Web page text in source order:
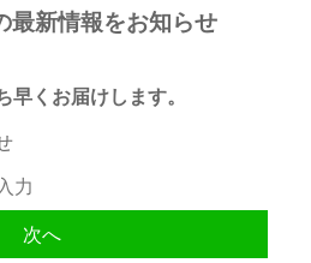
最新情報をお知らせ
早くお届けします。